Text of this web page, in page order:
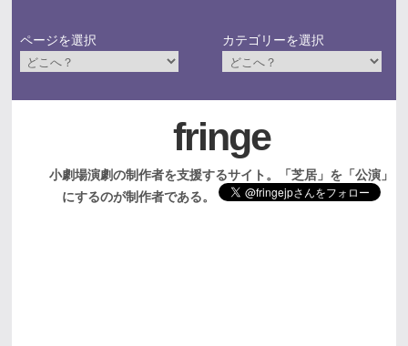
ページを選択 カテゴリーを選択
fringe
小劇場演劇の制作者を支援するサイト。「芝居」を「公演」
にするのが制作者である。